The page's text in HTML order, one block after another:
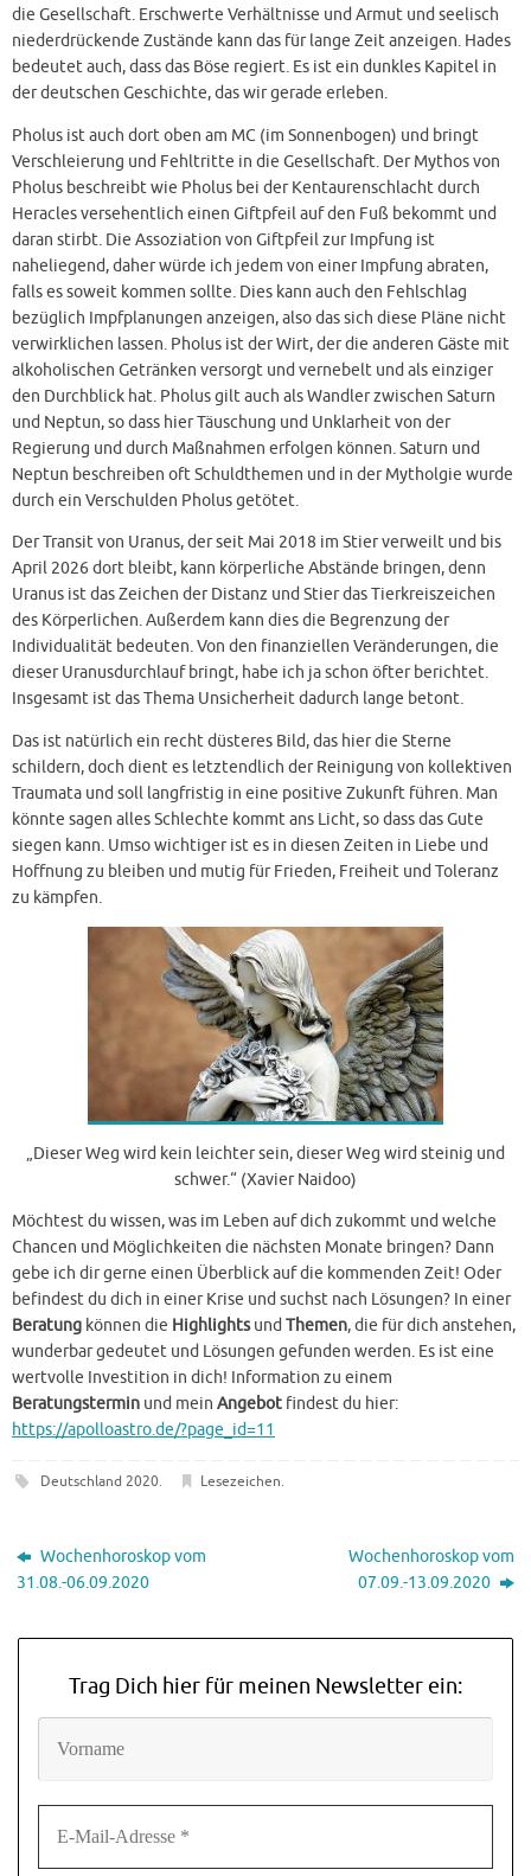
die Gesellschaft. Erschwerte Verhältnisse und Armut und seelisch
niederdrückende Zustände kann das für lange Zeit anzeigen. Hades
bedeutet auch, dass das Böse regiert. Es ist ein dunkles Kapitel in
der deutschen Geschichte, das wir gerade erleben.
Pholus ist auch dort oben am MC (im Sonnenbogen) und bringt
Verschleierung und Fehltritte in die Gesellschaft. Der Mythos von
Pholus beschreibt wie Pholus bei der Kentaurenschlacht durch
Heracles versehentlich einen Giftpfeil auf den Fuß bekommt und
daran stirbt. Die Assoziation von Giftpfeil zur Impfung ist
naheliegend, daher würde ich jedem von einer Impfung abraten,
falls es soweit kommen sollte. Dies kann auch den Fehlschlag
bezüglich Impfplanungen anzeigen, also das sich diese Pläne nicht
verwirklichen lassen. Pholus ist der Wirt, der die anderen Gäste mit
alkoholischen Getränken versorgt und vernebelt und als einziger
den Durchblick hat. Pholus gilt auch als Wandler zwischen Saturn
und Neptun, so dass hier Täuschung und Unklarheit von der
Regierung und durch Maßnahmen erfolgen können. Saturn und
Neptun beschreiben oft Schuldthemen und in der Mytholgie wurde
durch ein Verschulden Pholus getötet.
Der Transit von Uranus, der seit Mai 2018 im Stier verweilt und bis
April 2026 dort bleibt, kann körperliche Abstände bringen, denn
Uranus ist das Zeichen der Distanz und Stier das Tierkreiszeichen
des Körperlichen. Außerdem kann dies die Begrenzung der
Individualität bedeuten. Von den finanziellen Veränderungen, die
dieser Uranusdurchlauf bringt, habe ich ja schon öfter berichtet.
Insgesamt ist das Thema Unsicherheit dadurch lange betont.
Das ist natürlich ein recht düsteres Bild, das hier die Sterne
schildern, doch dient es letztendlich der Reinigung von kollektiven
Traumata und soll langfristig in eine positive Zukunft führen. Man
könnte sagen alles Schlechte kommt ans Licht, so dass das Gute
siegen kann. Umso wichtiger ist es in diesen Zeiten in Liebe und
Hoffnung zu bleiben und mutig für Frieden, Freiheit und Toleranz
zu kämpfen.
„Dieser Weg wird kein leichter sein, dieser Weg wird steinig und
schwer.“ (Xavier Naidoo)
Möchtest du wissen, was im Leben auf dich zukommt und welche
Chancen und Möglichkeiten die nächsten Monate bringen? Dann
gebe ich dir gerne einen Überblick auf die kommenden Zeit! Oder
befindest du dich in einer Krise und suchst nach Lösungen? In einer
Beratung können die Highlightsund Themen, die für dich anstehen,
wunderbar gedeutet und Lösungen gefunden werden. Es ist eine
wertvolle Investition in dich! Information zu einem
Beratungstermin und mein Angebot findest du hier:
https://apolloastro.de/?page_id=11
Deutschland 2020. Lesezeichen.
Wochenhoroskop vom
31.08.-06.09.2020
Wochenhoroskop vom
07.09.-13.09.2020
Trag Dich hier für meinen Newsletter ein: